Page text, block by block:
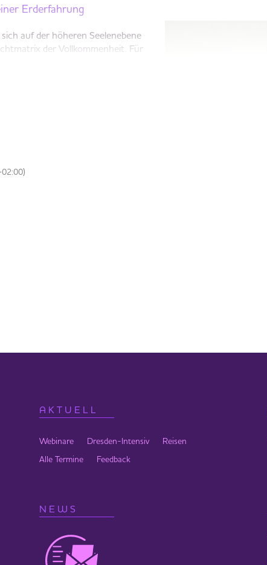
Erderfahrung
auf der höheren Seelenebene
der Vollkommenheit. Für
überweise bitte den
AKTUELL
Webinare Dresden-Intensiv
Reisen
Alle Termine
Feedback
NEWS